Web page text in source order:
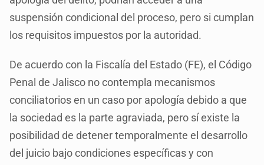
suspensión condicional del proceso, pero si cumplan
los requisitos impuestos por la autoridad.
De acuerdo con la Fiscalía del Estado (FE), el Código
Penal de Jalisco no contempla mecanismos
conciliatorios en un caso por apología debido a que
la sociedad es la parte agraviada, pero sí existe la
posibilidad de detener temporalmente el desarrollo
del juicio bajo condiciones específicas y con